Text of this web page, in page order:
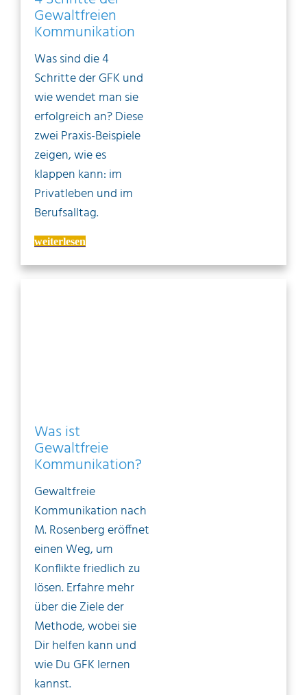
Gewaltfreien
Kommunikation
Was sind die 4
Schritte der GFK und
wie wendet man sie
erfolgreich an? Diese
zwei Praxis-Beispiele
zeigen, wie es
klappen kann: im
Privatleben und im
Berufsalltag.
weiterlesen
Was ist
Gewaltfreie
Kommunikation?
Gewaltfreie
Kommunikation nach
M. Rosenberg eröffnet
einen Weg, um
Konflikte friedlich zu
lösen. Erfahre mehr
über die Ziele der
Methode, wobei sie
Dir helfen kann und
wie Du GFK lernen
kannst.